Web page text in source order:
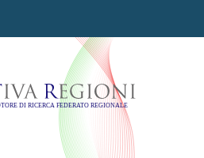
Regioni -